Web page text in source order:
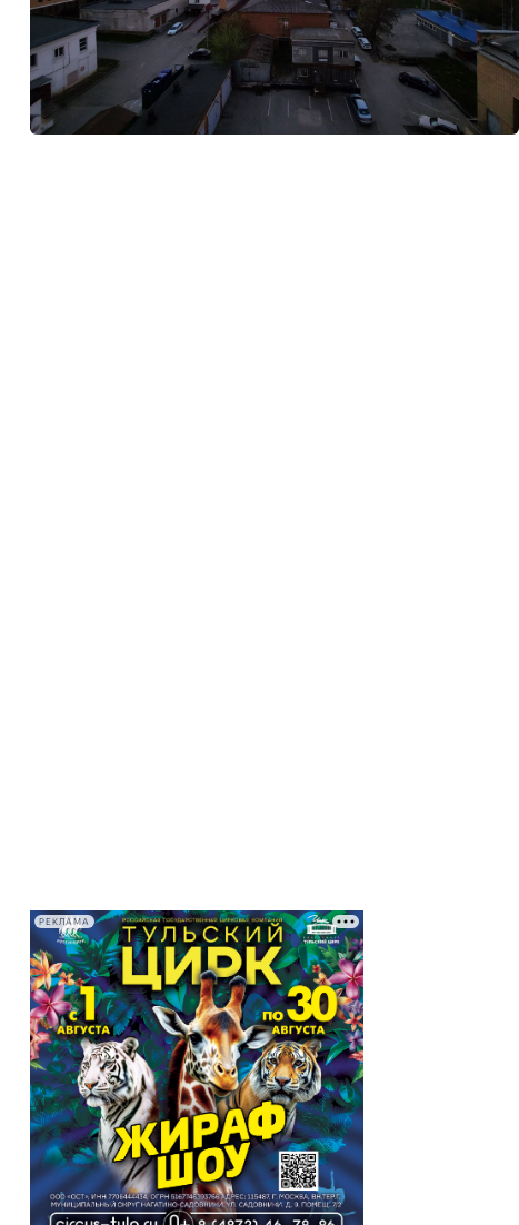
РЕКЛАМА